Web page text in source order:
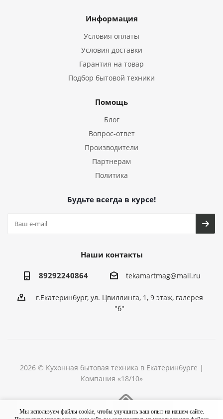
Информация
Условия оплаты
Условия доставки
Гарантия на товар
Подбор бытовой техники
Помощь
Блог
Вопрос-ответ
Производители
Партнерам
Политика
Будьте всегда в курсе!
Наши контакты
89292240864 tekamartmag@mail.ru
г.Екатеринбург, ул. Цвиллинга, 1, 9 этаж, галерея
"б"
2026 © Кухонная бытовая техника в Екатеринбурге |
Компания «18/10»
Мы используем файлы cookie, чтобы улучшить ваш опыт на нашем сайте.